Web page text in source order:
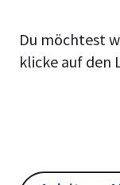
Du möchtest
klicke auf den